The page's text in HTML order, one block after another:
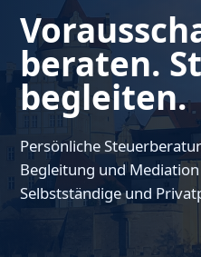
beraten.
begleiten.
Persönliche
Begleitung und
Selbstständige und